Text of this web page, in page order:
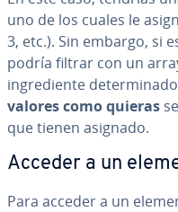
uno de los cuales le
3, etc.). Sin embargo, si
podría filtrar con un
in­gre­die­n­te
valores como quieras
que tienen asignado.
Acceder a un
Para acceder a un